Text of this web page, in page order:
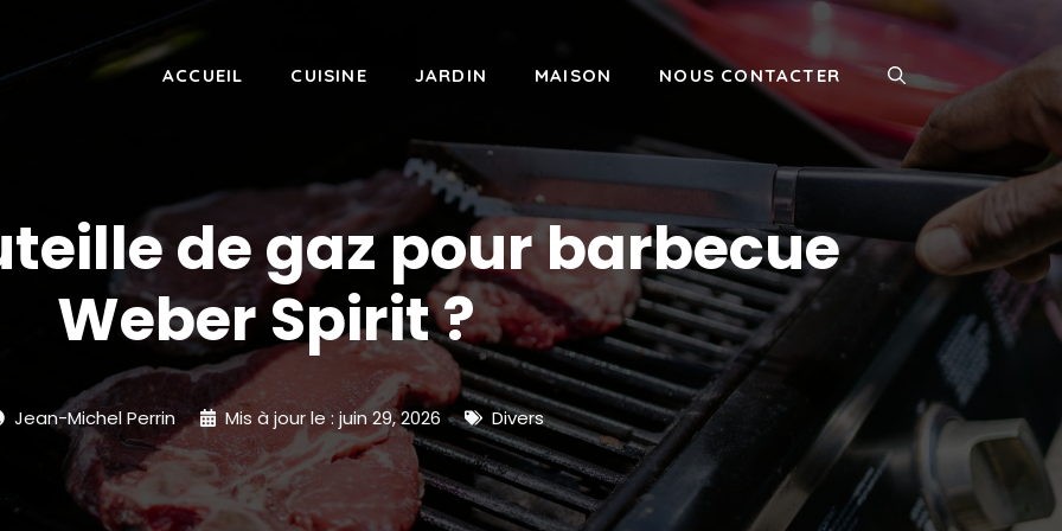
ACCUEIL CUISINE JARDIN MAISON NOUS CONTACTER
de gaz pour barbecue
Weber Spirit ?
Jean-Michel Perrin Mis à jour le :juin 29, 2026 Divers